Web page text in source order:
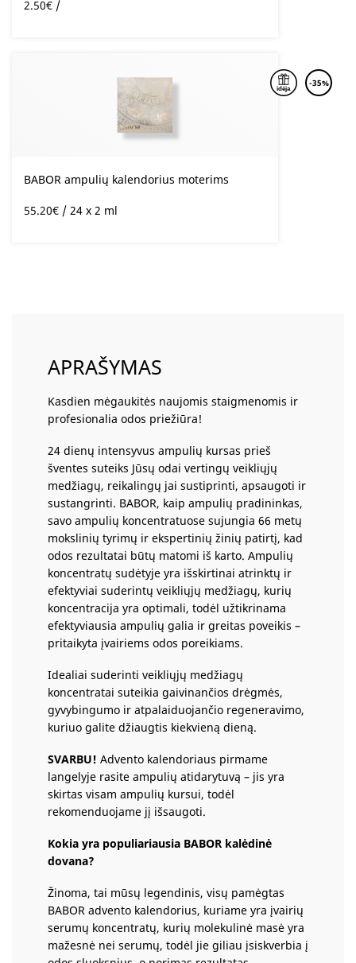
2.50€/
-35%
BABOR ampulių kalendorius moterims
55.20€/ 24 x 2 ml
APRAŠYMAS
Kasdien mėgaukitės naujomis staigmenomis ir
profesionalia odos priežiūra!
24 dienų intensyvus ampulių kursas prieš
šventes suteiks Jūsų odai vertingų veikliųjų
medžiagų, reikalingų jai sustiprinti, apsaugoti ir
sustangrinti. BABOR, kaip ampulių pradininkas,
savo ampulių koncentratuose sujungia 66 metų
mokslinių tyrimų ir ekspertinių žinių patirtį, kad
odos rezultatai būtų matomi iš karto. Ampulių
koncentratų sudėtyje yra išskirtinai atrinktų ir
efektyviai suderintų veikliųjų medžiagų, kurių
koncentracija yra optimali, todėl užtikrinama
efektyviausia ampulių galia ir greitas poveikis –
pritaikyta įvairiems odos poreikiams.
Idealiai suderinti veikliųjų medžiagų
koncentratai suteikia gaivinančios drėgmės,
gyvybingumo ir atpalaiduojančio regeneravimo,
kuriuo galite džiaugtis kiekvieną dieną.
SVARBU! Advento kalendoriaus pirmame
langelyje rasite ampulių atidarytuvą – jis yra
skirtas visam ampulių kursui, todėl
rekomenduojame jį išsaugoti.
Kokia yra populiariausia BABOR kalėdinė
dovana?
Žinoma, tai mūsų legendinis, visų pamėgtas
BABOR advento kalendorius, kuriame yra įvairių
serumų koncentratų, kurių molekulinė masė yra
mažesnė nei serumų, todėl jie giliau įsiskverbia į